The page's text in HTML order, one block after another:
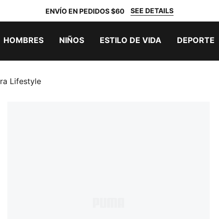
ENVÍO EN PEDIDOS $60 SEE DETAILS
HOMBRES NIÑOS ESTILO DE VIDA DEPORTE
Lifestyle